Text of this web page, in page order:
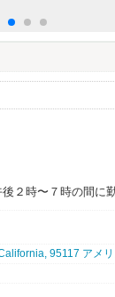
２時〜７時の間に
。日英バイリンガ
大変やりがいのあ
い。
who strive to help
95117 アメリ